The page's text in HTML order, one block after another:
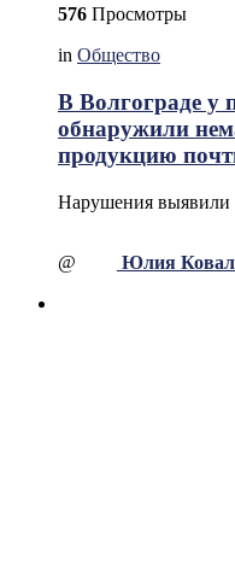
576 Просмотры
in Общество
В Волгограде у
обнаружили
продукцию
Нарушения выявили
@ Юлия